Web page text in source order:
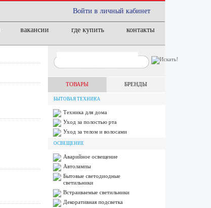
Войти в личный кабинет
вакансии где купить контакты
ТОВАРЫ БРЕНДЫ
БЫТОВАЯ ТЕХНИКА
Техника для дома
Уход за полостью рта
Уход за телом и волосами
ОСВЕЩЕНИЕ
Аварийное освещение
Автолампы
Бытовые светодиодные
светильники
Встраиваемые светильники
Декоративная подсветка